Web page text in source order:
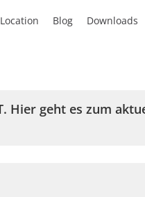
Location Blog Downloads
. Hier geht es zum